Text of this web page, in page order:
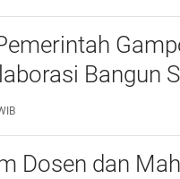
Bangun
Dosen dan